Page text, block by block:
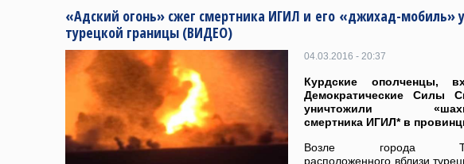
«Адский огонь» сжег смертника ИГИЛ и его «джихад-мобиль»
турецкой границы (ВИДЕО)
04.03.2016 - 20:37
Курдские ополченцы,
Демократические Силы
уничтожили
смертника ИГИЛ* в
Возле города
расположенного вблизи